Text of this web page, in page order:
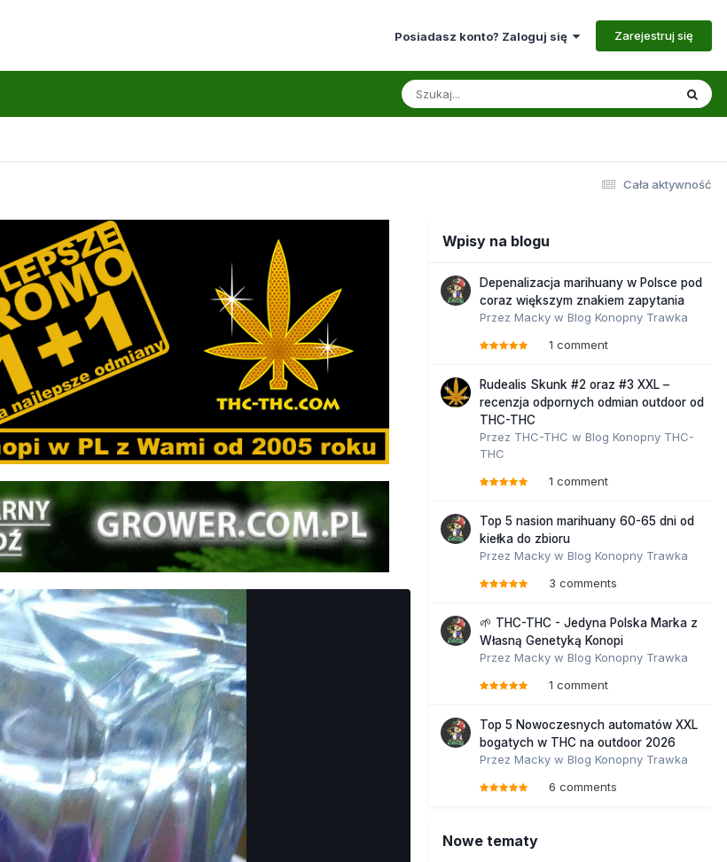
Posiadasz konto? Zaloguj się Zarejestruj się
Cała aktywność
Wpisy na blogu
Depenalizacja marihuany w Polsce pod
coraz większym znakiem zapytania
Przez Macky w Blog Konopny Trawka
1 comment
Rudealis Skunk #2 oraz #3 XXL –
recenzja odpornych odmian outdoor od
THC-THC
Przez THC-THC w Blog Konopny THC-
THC
1 comment
Top 5 nasion marihuany 60-65 dni od
kiełka do zbioru
Przez Macky w Blog Konopny Trawka
3 comments
🌱 THC-THC - Jedyna Polska Marka z
Własną Genetyką Konopi
Przez Macky w Blog Konopny Trawka
1 comment
Top 5 Nowoczesnych automatów XXL
bogatych w THC na outdoor 2026
Przez Macky w Blog Konopny Trawka
6 comments
Nowe tematy